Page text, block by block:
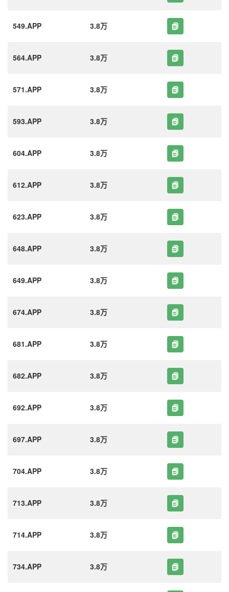
549.APP 3.8万
564.APP 3.8万
571.APP 3.8万
593.APP 3.8万
604.APP 3.8万
612.APP 3.8万
623.APP 3.8万
648.APP 3.8万
649.APP 3.8万
674.APP 3.8万
681.APP 3.8万
682.APP 3.8万
692.APP 3.8万
697.APP 3.8万
704.APP 3.8万
713.APP 3.8万
714.APP 3.8万
734.APP 3.8万